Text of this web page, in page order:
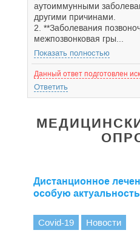
аутоиммунными
другими причинами.
2. **Заболевания
межпозвонковая гры...
Показать полностью
Данный ответ подготовлен
Ответить
Дистанционное
особую актуальность
Covid-19 Новости